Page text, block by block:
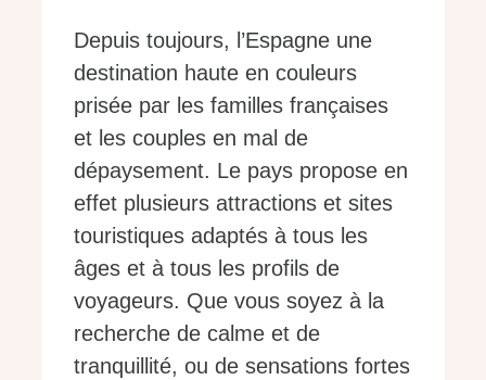
Depuis toujours, l’Espagne une
destination haute en couleurs
prisée par les familles françaises
et les couples en mal de
dépaysement. Le pays propose en
effet plusieurs attractions et sites
touristiques adaptés à tous les
âges et à tous les profils de
voyageurs. Que vous soyez à la
recherche de calme et de
tranquillité, ou de sensations fortes